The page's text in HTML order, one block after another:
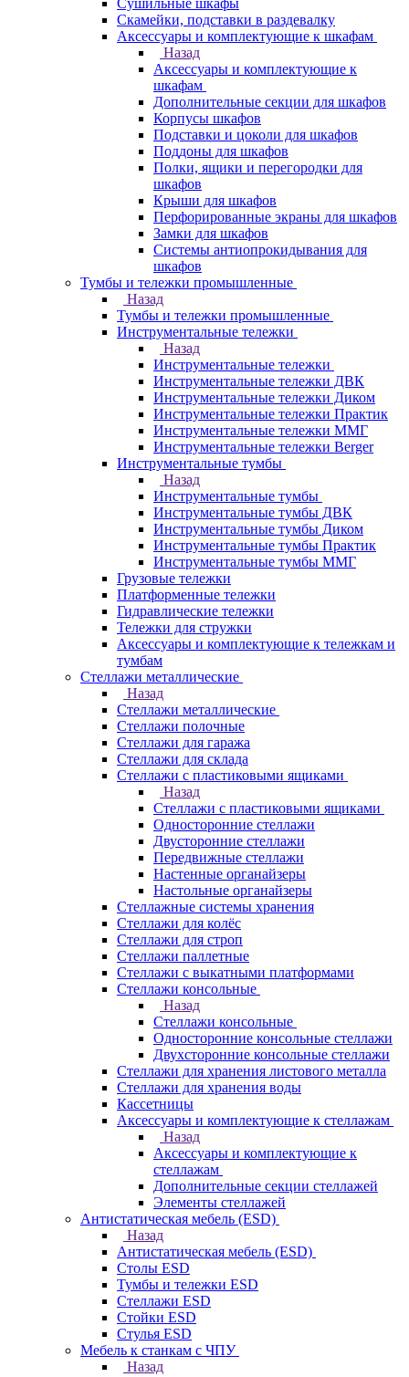
Сушильные шкафы
Скамейки, подставки в раздевалку
Аксессуары и комплектующие к шкафам
Назад
Аксессуары и комплектующие к
шкафам
Дополнительные секции для шкафов
Корпусы шкафов
Подставки и цоколи для шкафов
Поддоны для шкафов
Полки, ящики и перегородки для
шкафов
Крыши для шкафов
Перфорированные экраны для шкафов
Замки для шкафов
Системы антиопрокидывания для
шкафов
Тумбы и тележки промышленные
Назад
Тумбы и тележки промышленные
Инструментальные тележки
Назад
Инструментальные тележки
Инструментальные тележки ДВК
Инструментальные тележки Диком
Инструментальные тележки Практик
Инструментальные тележки ММГ
Инструментальные тележки Berger
Инструментальные тумбы
Назад
Инструментальные тумбы
Инструментальные тумбы ДВК
Инструментальные тумбы Диком
Инструментальные тумбы Практик
Инструментальные тумбы ММГ
Грузовые тележки
Платформенные тележки
Гидравлические тележки
Тележки для стружки
Аксесcуары и комплектующие к тележкам и
тумбам
Стеллажи металлические
Назад
Стеллажи металлические
Стеллажи полочные
Стеллажи для гаража
Стеллажи для склада
Стеллажи с пластиковыми ящиками
Назад
Стеллажи с пластиковыми ящиками
Односторонние стеллажи
Двусторонние стеллажи
Передвижные стеллажи
Настенные органайзеры
Настольные органайзеры
Стеллажные системы хранения
Стеллажи для колёс
Стеллажи для строп
Стеллажи паллетные
Стеллажи с выкатными платформами
Стеллажи консольные
Назад
Стеллажи консольные
Односторонние консольные стеллажи
Двухсторонние консольные стеллажи
Стеллажи для хранения листового металла
Стеллажи для хранения воды
Кассетницы
Аксесcуары и комплектующие к стеллажам
Назад
Аксесcуары и комплектующие к
стеллажам
Дополнительные секции стеллажей
Элементы стеллажей
Антистатическая мебель (ESD)
Назад
Антистатическая мебель (ESD)
Столы ESD
Тумбы и тележки ESD
Стеллажи ESD
Стойки ESD
Стулья ESD
Мебель к станкам с ЧПУ
Назад